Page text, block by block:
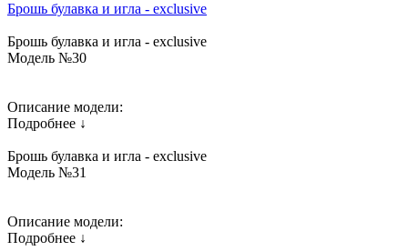
Брошь булавка и игла - exclusive
Брошь булавка и игла - exclusive
Модель №30
Описание модели:
Подробнее ↓
Брошь булавка и игла - exclusive
Модель №31
Описание модели:
Подробнее ↓